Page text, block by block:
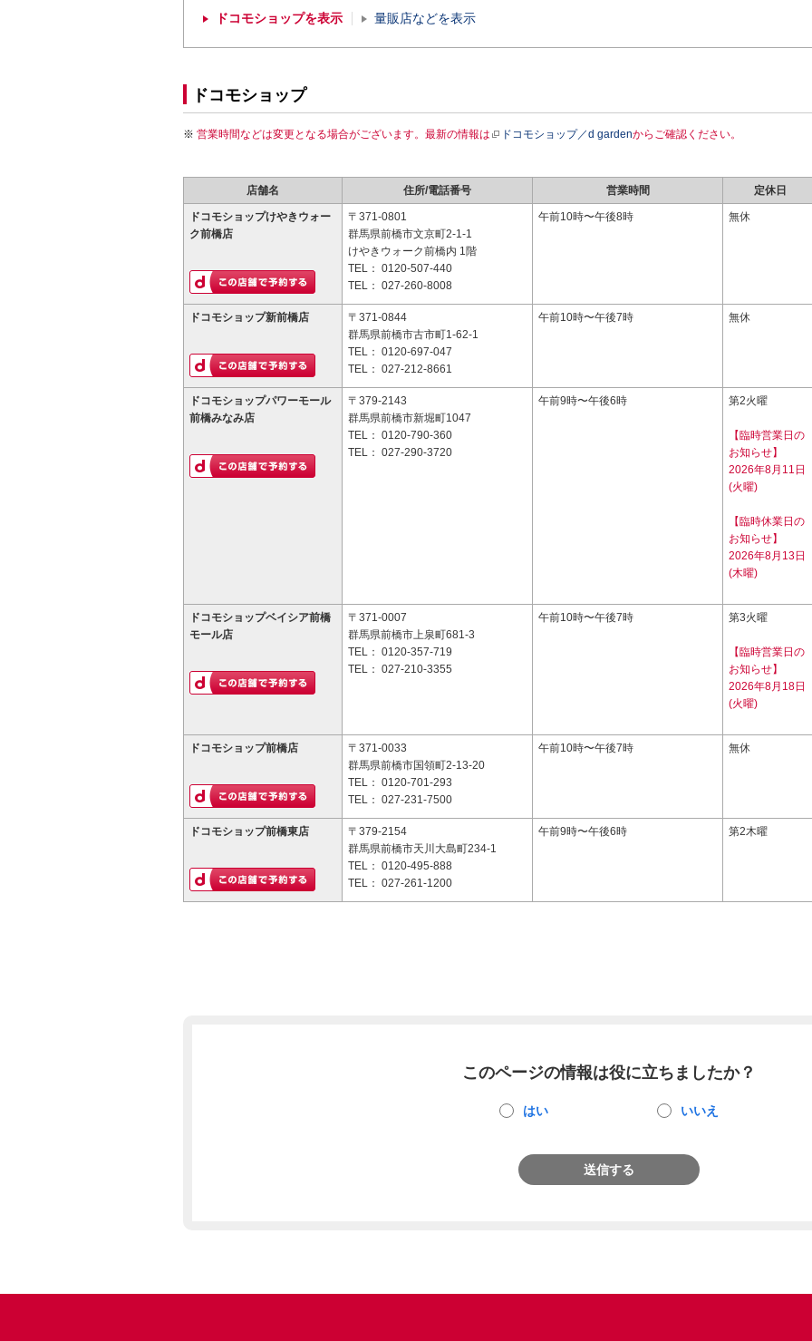
ドコモショップを表示 量販店などを表示
ドコモショップ
営業時間などは変更となる場合がございます。最新の情報は ドコモショップ／d gardenからご確認ください。
店舗名 住所/電話番号 営業時間 定休日
ドコモショップけやきウォー
ク前橋店
〒371-0801
群馬県前橋市文京町2-1-1
けやきウォーク前橋内 1階
TEL： 0120-507-440
TEL： 027-260-8008
午前10時〜午後8時 無休
ドコモショップ新前橋店
〒371-0844
群馬県前橋市古市町1-62-1
TEL： 0120-697-047
TEL： 027-212-8661
午前10時〜午後7時 無休
ドコモショップパワーモール
前橋みなみ店
〒379-2143
群馬県前橋市新堀町1047
TEL： 0120-790-360
TEL： 027-290-3720
午前9時〜午後6時 第2火曜
【臨時営業日の
お知らせ】
2026年8月11日
(火曜)
【臨時休業日の
お知らせ】
2026年8月13日
(木曜)
ドコモショップベイシア前橋
モール店
〒371-0007
群馬県前橋市上泉町681-3
TEL： 0120-357-719
TEL： 027-210-3355
午前10時〜午後7時 第3火曜
【臨時営業日の
お知らせ】
2026年8月18日
(火曜)
ドコモショップ前橋店
〒371-0033
群馬県前橋市国領町2-13-20
TEL： 0120-701-293
TEL： 027-231-7500
午前10時〜午後7時 無休
ドコモショップ前橋東店
〒379-2154
群馬県前橋市天川大島町234-1
TEL： 0120-495-888
TEL： 027-261-1200
午前9時〜午後6時 第2木曜
このページの情報は役に立ちましたか？
はい いいえ
送信する